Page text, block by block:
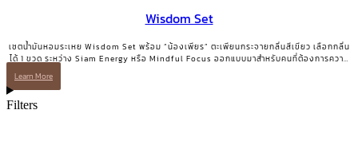
Wisdom Set
เซตน้ำมันหอมระเหย Wisdom Set พร้อม “น้องเพียร” ตะเพียนกระจายกลิ่นสีเขียว เลือกกลิ่น
ได้ 1 ขวด ระหว่าง Siam Energy หรือ Mindful Focus ออกแบบมาสำหรับคนที่ต้องการความ
Learn More
Filters